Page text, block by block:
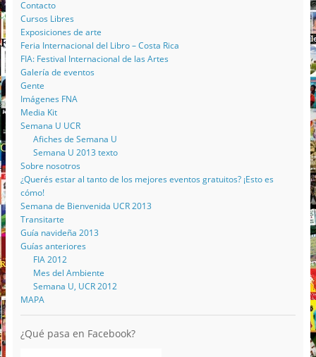
Contacto
Cursos Libres
Exposiciones de arte
Feria Internacional del Libro – Costa Rica
FIA: Festival Internacional de las Artes
Galería de eventos
Gente
Imágenes FNA
Media Kit
Semana U UCR
Afiches de Semana U
Semana U 2013 texto
Sobre nosotros
¿Querés estar al tanto de los mejores eventos gratuitos? ¡Esto es
cómo!
Semana de Bienvenida UCR 2013
Transitarte
Guía navideña 2013
Guías anteriores
FIA 2012
Mes del Ambiente
Semana U, UCR 2012
MAPA
¿Qué pasa en Facebook?